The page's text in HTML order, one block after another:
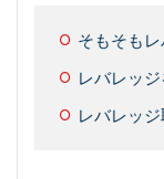
そもそも
レバレッ
レバレッ